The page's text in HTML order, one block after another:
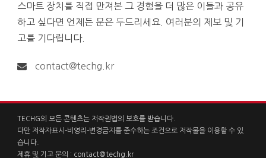
스마트 장치를 직접 만져본 그 경험을 더 많은 이들과 공유
하고 싶다면 언제든 문은 두드리세요. 여러분의 제보 및 기
고를 기다립니다.
contact@techg.kr
TECHG의 모든 콘텐츠는 저작권법의 보호를 받습니다.
다만 저작자표시-비영리-변경금지를 준수하는 조건으로 저작물을 이용할 수 있
습니다.
제휴 및 기고 문의 : contact@techg.kr